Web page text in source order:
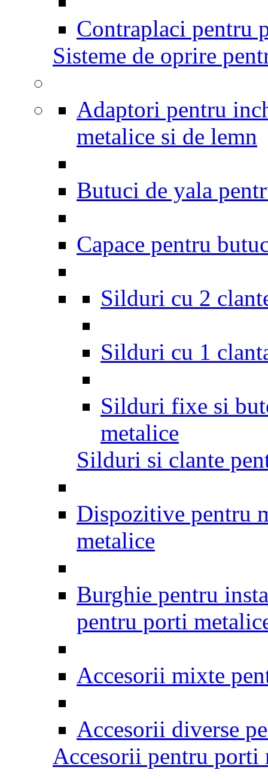
Contraplaci pentru
Sisteme de oprire
Adaptori pentru
metalice si de lemn
Butuci de yala
Capace pentru
Silduri cu 2
Silduri cu 1
Silduri fixe si
metalice
Silduri si clante
Dispozitive pentru
metalice
Burghie pentru
pentru porti
Accesorii mixte
Accesorii diverse
Accesorii pentru porti